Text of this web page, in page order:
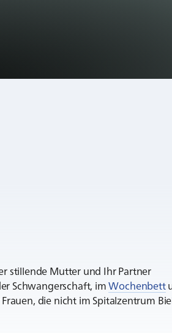
stillende Mutter und Ihr Partner
Schwangerschaft, imWochenbett
die nicht im Spitalzentrum